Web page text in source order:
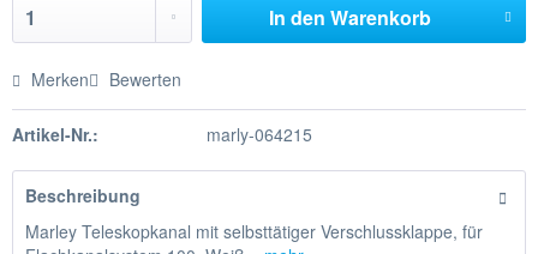
In den Warenkorb
Merken Bewerten
Artikel-Nr.: marly-064215
Beschreibung
Marley Teleskopkanal mit selbsttätiger Verschlussklappe, für